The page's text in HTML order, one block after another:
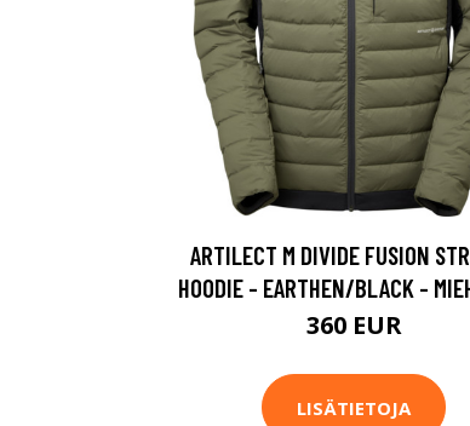
ARTILECT M DIVIDE FUSION
HOODIE - EARTHEN/BLACK -
360 EUR
LISÄTIETOJA